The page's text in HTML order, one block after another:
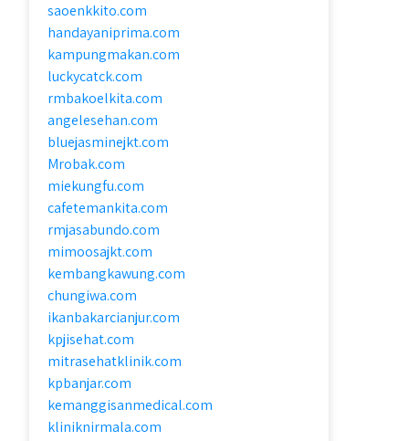
saoenkkito.com
handayaniprima.com
kampungmakan.com
luckycatck.com
rmbakoelkita.com
angelesehan.com
bluejasminejkt.com
Mrobak.com
miekungfu.com
cafetemankita.com
rmjasabundo.com
mimoosajkt.com
kembangkawung.com
chungiwa.com
ikanbakarcianjur.com
kpjisehat.com
mitrasehatklinik.com
kpbanjar.com
kemanggisanmedical.com
kliniknirmala.com